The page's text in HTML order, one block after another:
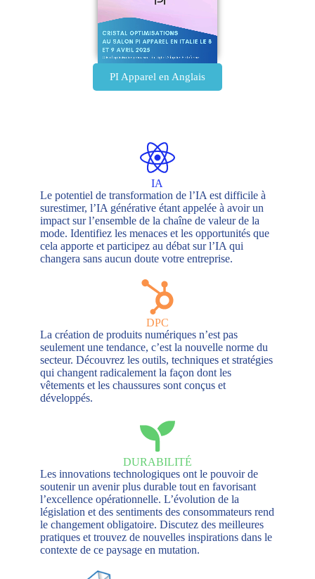
PI Apparel en Anglais
IA
Le potentiel de transformation de l’IA est difficile à
surestimer, l’IA générative étant appelée à avoir un
impact sur l’ensemble de la chaîne de valeur de la
mode. Identifiez les menaces et les opportunités que
cela apporte et participez au débat sur l’IA qui
changera sans aucun doute votre entreprise.
DPC
La création de produits numériques n’est pas
seulement une tendance, c’est la nouvelle norme du
secteur. Découvrez les outils, techniques et stratégies
qui changent radicalement la façon dont les
vêtements et les chaussures sont conçus et
développés.
DURABILITÉ
Les innovations technologiques ont le pouvoir de
soutenir un avenir plus durable tout en favorisant
l’excellence opérationnelle. L’évolution de la
législation et des sentiments des consommateurs rend
le changement obligatoire. Discutez des meilleures
pratiques et trouvez de nouvelles inspirations dans le
contexte de ce paysage en mutation.